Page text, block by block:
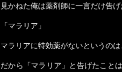
見かねた俺は薬剤師に一言だけ告げ
「マラリア」
マラリアに特効薬がないというの
だから「マラリア」と告げたこと